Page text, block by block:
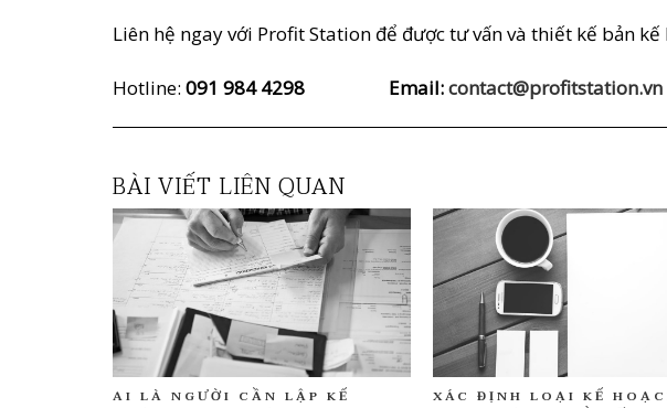
Liên hệ ngay với Profit Station để được tư vấn và thiết kế bản
Hotline: 091 984 4298 Email:contact@profitstation.vn
BÀI VIẾT LIÊN QUAN
AI LÀ NGƯỜI CẦN LẬP KẾ XÁC ĐỊNH LOẠI KẾ